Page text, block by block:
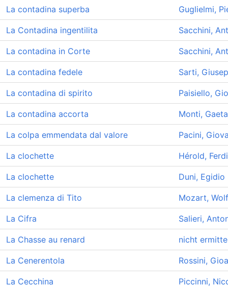
La contadina superba Guglielmi,
La Contadina ingentilita Sacchini,
La contadina in Corte Sacchini,
La contadina fedele Sarti,
La contadina di spirito Paisiello,
La contadina accorta Monti,
La colpa emmendata dal valore Pacini,
La clochette Hérold,
La clochette Duni, Egidio
La clemenza di Tito Mozart,
La Cifra Salieri,
La Chasse au renard nicht
La Cenerentola Rossini,
La Cecchina Piccinni,